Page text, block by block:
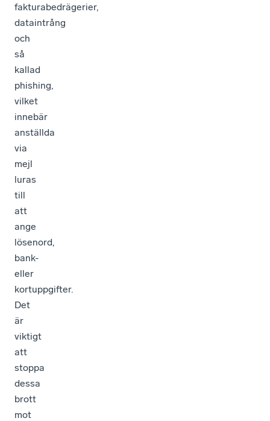
fakturabedrägerier,
dataintrång
och
så
kallad
phishing,
vilket
innebär
anställda
via
mejl
luras
till
att
ange
lösenord,
bank-
eller
kortuppgifter.
Det
är
viktigt
att
stoppa
dessa
brott
mot